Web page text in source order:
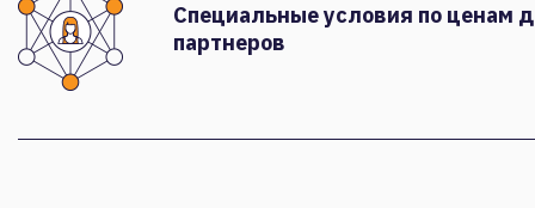
Специальные условия по ценам
партнеров